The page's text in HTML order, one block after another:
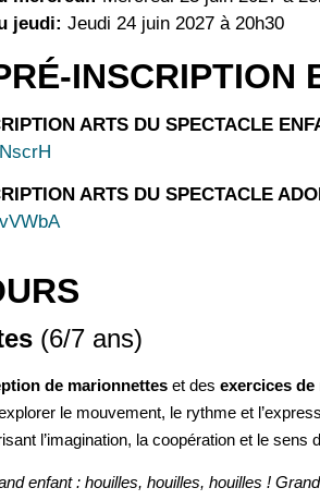
jeudi: Jeudi 24 juin 2027 à 20h30
INSCRIPTION
ARTS DU SPECTACLE
ARTS DU SPECTACLE
(6/7 ans)
de marionnettes et des exercices
le mouvement, le rythme et
l’imagination, la coopération et le sens
enfant : houilles, houilles, houilles !